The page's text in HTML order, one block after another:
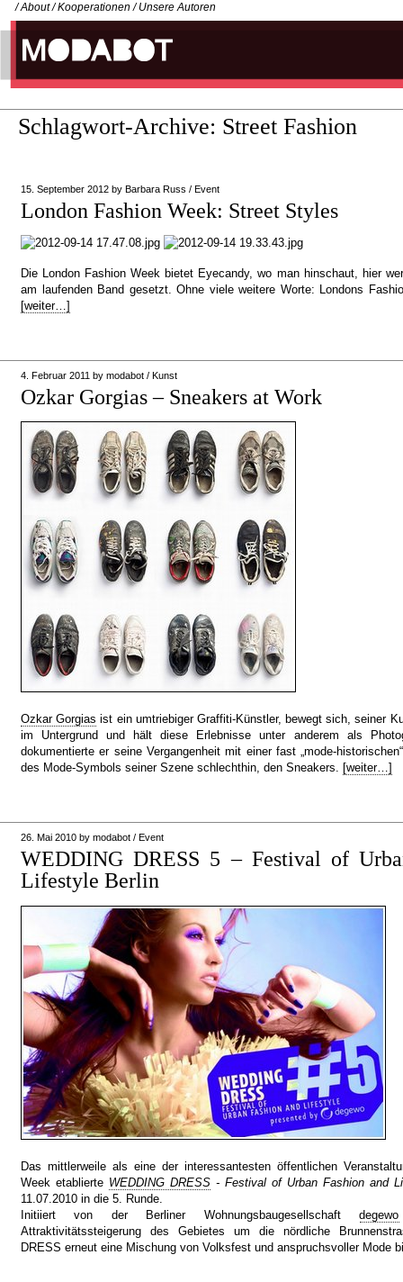
/ About / Kooperationen / Unsere Autoren
Schlagwort-Archive: Street Fashion
15. September 2012 by Barbara Russ / Event
London Fashion Week: Street Styles
Die London Fashion Week bietet Eyecandy, wo man hinschaut, hier
am laufenden Band gesetzt. Ohne viele weitere Worte: Londons
[weiter…]
4. Februar 2011 by modabot / Kunst
Ozkar Gorgias – Sneakers at Work
Ozkar Gorgias ist ein umtriebiger Graffiti-Künstler, bewegt sich, seiner
im Untergrund und hält diese Erlebnisse unter anderem als
dokumentierte er seine Vergangenheit mit einer fast „mode-
des Mode-Symbols seiner Szene schlechthin, den Sneakers. [weiter…]
26. Mai 2010 by modabot / Event
WEDDING DRESS 5 – Festival of
Lifestyle Berlin
Das mittlerweile als eine der interessantesten öffentlichen
Week etablierte WEDDING DRESS - Festival of Urban Fashion and
11.07.2010 in die 5. Runde.
Initiiert von der Berliner Wohnungsbaugesellschaftdegewo
Attraktivitätssteigerung des Gebietes um die nördliche
DRESS erneut eine Mischung von Volksfest und anspruchsvoller Mode